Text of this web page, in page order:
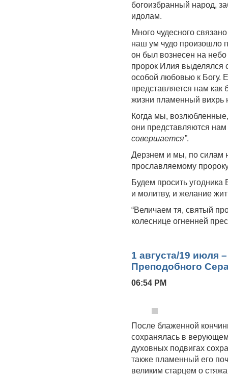
богоизбранный народ,
идолам.
Много чудесного
наш ум чудо произошло
он был вознесен на
пророк Илия выделялся
особой любовью к Богу.
представляется нам
жизни пламенный вихрь
Когда мы,
они представляются
совершается”.
Дерзнем и мы, по силам
прославляемому
Будем просить
и молитву, и желание
“Величаем тя, святый
колеснице огненней
1 августа/19 июля
Преподобного
06:54 PM
После блаженной
сохранялась в
духовных подвигах
также пламенный его
великим старцем о